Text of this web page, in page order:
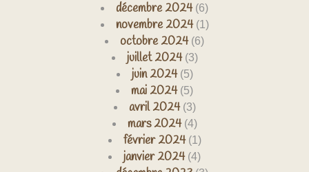
décembre 2024(6)
novembre 2024(1)
octobre 2024(6)
juillet 2024(3)
juin 2024(5)
mai 2024(5)
avril 2024(3)
mars 2024(4)
février 2024(1)
janvier 2024(4)